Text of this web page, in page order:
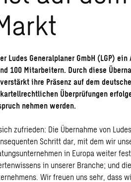
Ludes Generalplaner GmbH (LGP)
100 Mitarbeitern. Durch diese
ihre Präsenz auf dem
Überprüfungen
nehmen werden.
zufrieden: Die Übernahme von
Schritt dar, mit dem wir
in Europa weiter
in unserer Branche; und
Wir freuen uns sehr, dass